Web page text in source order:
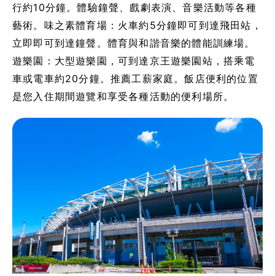
行約10分鐘。體驗鐘聲、戲劇表演、音樂活動等各種
藝術。味之素體育場：火車約5分鐘即可到達飛田站，
立即即可到達鐘聲。體育與和諧音樂的體能訓練場。
遊樂園：大型遊樂園，可到達京王遊樂園站，搭乘電
車或電車約20分鐘。推薦工薪家庭。飯店便利的位置
是您入住期間遊覽和享受各種活動的便利場所。